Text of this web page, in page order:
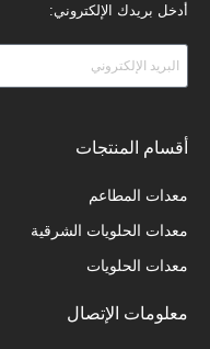
أدخل بريدك الإلكتروني:
أقسام المنتجات
معدات المطاعم
معدات الحلويات الشرقية
معدات الحلويات
معلومات الإتصال